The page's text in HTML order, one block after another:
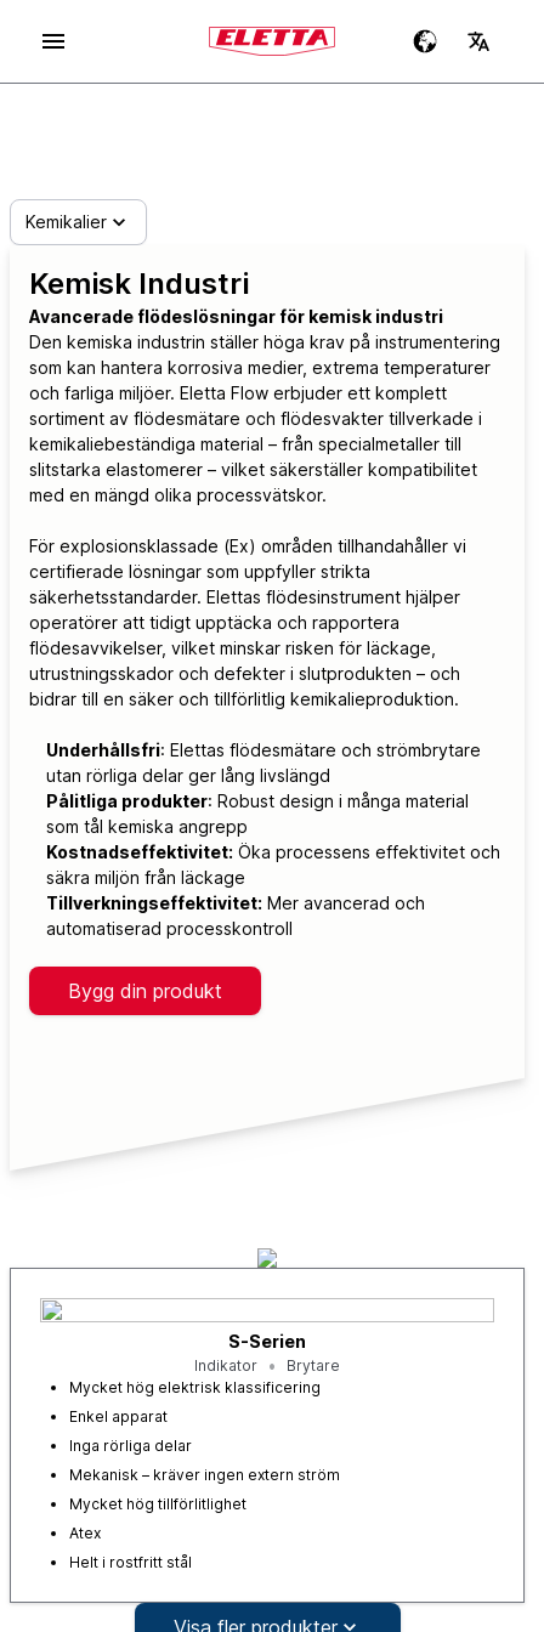
Kemikalier
Kemisk Industri
Avancerade flödeslösningar för kemisk industri
Den kemiska industrin ställer höga krav på instrumentering
som kan hantera korrosiva medier, extrema temperaturer
och farliga miljöer. Eletta Flow erbjuder ett komplett
sortiment av flödesmätare och flödesvakter tillverkade i
kemikaliebeständiga material – från specialmetaller till
slitstarka elastomerer – vilket säkerställer kompatibilitet
med en mängd olika processvätskor.
För explosionsklassade (Ex) områden tillhandahåller vi
certifierade lösningar som uppfyller strikta
säkerhetsstandarder. Elettas flödesinstrument hjälper
operatörer att tidigt upptäcka och rapportera
flödesavvikelser, vilket minskar risken för läckage,
utrustningsskador och defekter i slutprodukten – och
bidrar till en säker och tillförlitlig kemikalieproduktion.
Underhållsfri: Elettas flödesmätare och strömbrytare
utan rörliga delar ger lång livslängd
Pålitliga produkter: Robust design i många material
som tål kemiska angrepp
Kostnadseffektivitet: Öka processens effektivitet och
säkra miljön från läckage
Tillverkningseffektivitet: Mer avancerad och
automatiserad processkontroll
Bygg din produkt
S-Serien
Indikator
Brytare
Mycket hög elektrisk klassificering
Enkel apparat
Inga rörliga delar
Mekanisk – kräver ingen extern ström
Mycket hög tillförlitlighet
Atex
Helt i rostfritt stål
Visa fler produkter